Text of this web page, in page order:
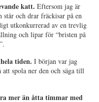
katt. Eftersom jag är
står och drar fräckisar på en
utkonkurrerad av en trevlig
och lipar för “bristen på
tiden. I början var jag
spola ner den och säga till
mer än åtta timmar med